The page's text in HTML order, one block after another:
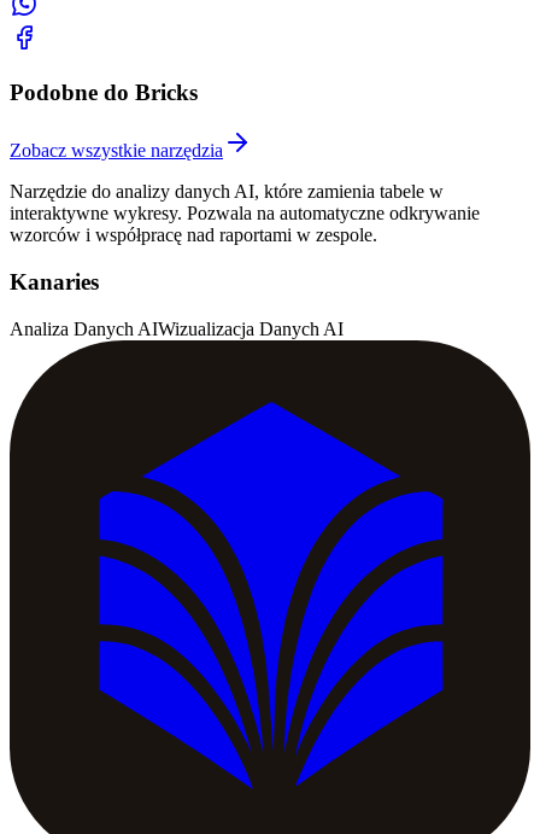
Podobne do Bricks
Zobacz wszystkie narzędzia
Narzędzie do analizy danych AI, które zamienia tabele w
interaktywne wykresy. Pozwala na automatyczne odkrywanie
wzorców i współpracę nad raportami w zespole.
Kanaries
Analiza Danych AIWizualizacja Danych AI